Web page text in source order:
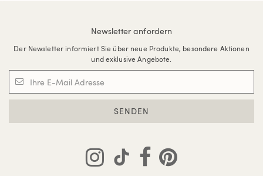
Newsletter anfordern
Der Newsletter informiert Sie über neue Produkte, besondere Aktionen
und exklusive Angebote.
SENDEN